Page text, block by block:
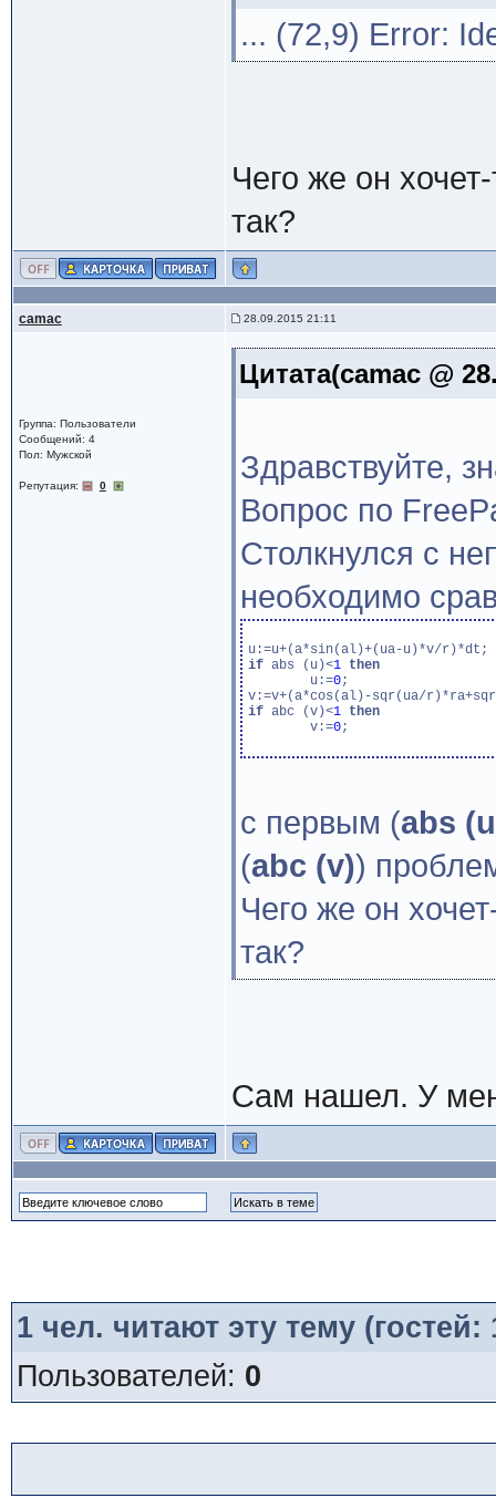
... (72,9) Error:
Чего же он
так?
camac 28.09.2015 21:11
Группа: Пользователи
Сообщений: 4
Пол: Мужской
Репутация: 0
Цитата(camac @
Здравствуйте,
Вопрос по
Столкнулся с
необходимо
if abs (u)<1 then
	u:=
0;
if abc (v)<1 then
	v:=
0;
с первым (abs
(abc (v))
Чего же он
так?
Сам нашел. У
1чел. читают эту тему
Пользователей: 0